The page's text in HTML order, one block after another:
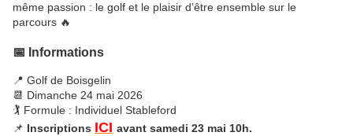
même passion : le golf et le plaisir d’être ensemble sur le
parcours 🔥
📅 Informations
📍 Golf de Boisgelin
📆 Dimanche 24 mai 2026
🏌️ Formule : Individuel Stableford
📌 Inscriptions ICI avant samedi 23 mai 10h.